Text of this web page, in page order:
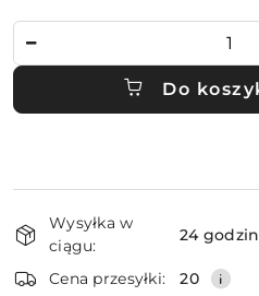
Do
i
dostawa
Wysyłka w
ciągu:
24
Cena przesyłki: 20